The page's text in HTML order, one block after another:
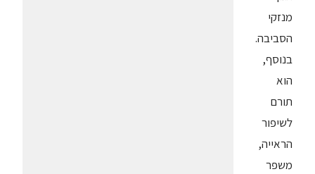
מנזקי
הסביבה.
בנוסף,
הוא
תורם
לשיפור
הראייה,
משפר